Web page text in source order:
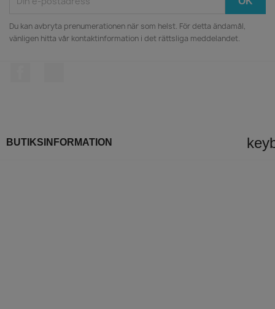
Du kan avbryta prenumerationen när som helst. För detta ändamål,
vänligen hitta vår kontaktinformation i det rättsliga meddelandet.
BUTIKSINFORMATION